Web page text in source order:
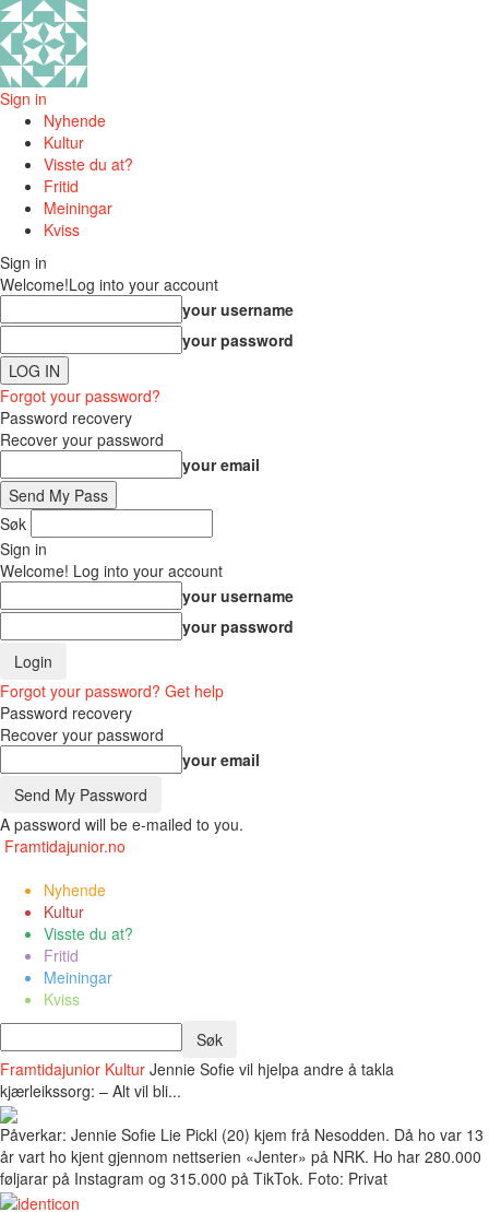
Sign in
Nyhende
Kultur
Visste du at?
Fritid
Meiningar
Kviss
Sign in
Welcome!Log into your account
your username
your password
Forgot your password?
Password recovery
Recover your password
your email
Søk
Sign in
Welcome! Log into your account
your username
your password
Forgot your password? Get help
Password recovery
Recover your password
your email
A password will be e-mailed to you.
Framtidajunior.no
Nyhende
Kultur
Visste du at?
Fritid
Meiningar
Kviss
Framtidajunior Kultur Jennie Sofie vil hjelpa andre å takla
kjærleikssorg: – Alt vil bli...
Påverkar: Jennie Sofie Lie Pickl (20) kjem frå Nesodden. Då ho var 13
år vart ho kjent gjennom nettserien «Jenter» på NRK. Ho har 280.000
føljarar på Instagram og 315.000 på TikTok. Foto: Privat